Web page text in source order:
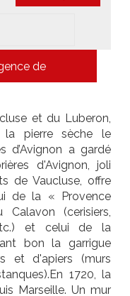
de
et du Luberon,
pierre sèche le
d’Avignon a gardé
d'Avignon, joli
de Vaucluse, offre
de la « Provence
(cerisiers,
et celui de la
bon la garrigue
et d'apiers (murs
1720, la
Marseille. Un mur